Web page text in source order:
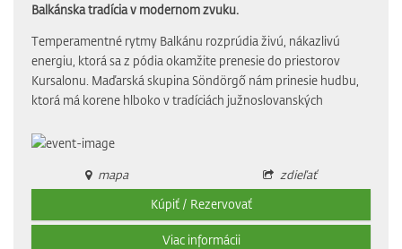
Balkánska tradícia v modernom zvuku.
Temperamentné rytmy Balkánu rozprúdia živú, nákazlivú
energiu, ktorá sa z pódia okamžite prenesie do priestorov
Kursalonu. Maďarská skupina Söndörgő nám prinesie hudbu,
ktorá má korene hlboko v tradíciách južnoslovanských
mapa
zdieľať
Kúpiť / Rezervovať
Viac informácii